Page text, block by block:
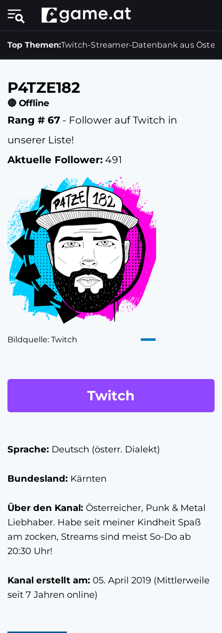
Top Themen:Twitch-Streamer-Datenbank aus
P4TZE182
🔴 Offline
Rang # 67 - Follower auf Twitch in
unserer Liste!
Aktuelle Follower: 491
Bildquelle: Twitch
Twitch
Sprache: Deutsch (österr. Dialekt)
Bundesland: Kärnten
Über den Kanal: Österreicher, Punk & Metal
Liebhaber. Habe seit meiner Kindheit Spaß
am zocken, Streams sind meist So-Do ab
20:30 Uhr!
Kanal erstellt am: 05. April 2019 (Mittlerweile
seit 7 Jahren online)